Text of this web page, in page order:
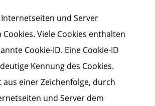
und Server
Viele Cookies enthalten
Cookie-ID. Eine Cookie-ID
Kennung des Cookies.
aus einer Zeichenfolge, durch
und Server dem